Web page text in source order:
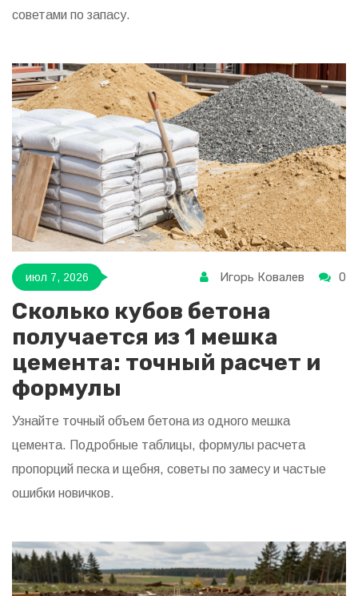
советами по запасу.
июл 7, 2026 Игорь Ковалев 0
Сколько кубов бетона
получается из 1 мешка
цемента: точный расчет и
формулы
Узнайте точный объем бетона из одного мешка
цемента. Подробные таблицы, формулы расчета
пропорций песка и щебня, советы по замесу и частые
ошибки новичков.